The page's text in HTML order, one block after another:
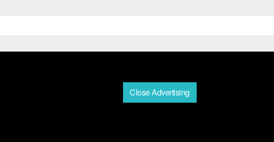
Close Advertising